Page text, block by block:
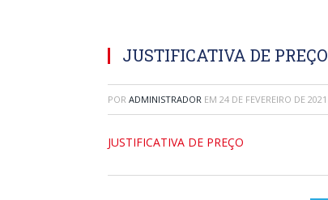
JUSTIFICATIVA DE PREÇO
POR ADMINISTRADOR EM 24 DE FEVEREIRO DE 2021
JUSTIFICATIVA DE PREÇO